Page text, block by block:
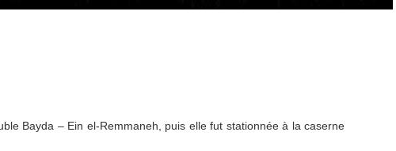
Bayda – Ein el-Remmaneh, puis elle fut stationnée à la caserne